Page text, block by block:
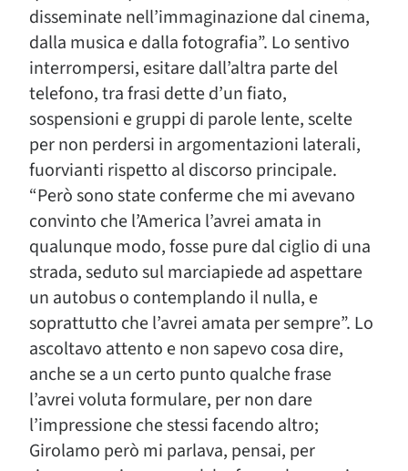
disseminate nell’immaginazione dal cinema,
dalla musica e dalla fotografia”. Lo sentivo
interrompersi, esitare dall’altra parte del
telefono, tra frasi dette d’un fiato,
sospensioni e gruppi di parole lente, scelte
per non perdersi in argomentazioni laterali,
fuorvianti rispetto al discorso principale.
“Però sono state conferme che mi avevano
convinto che l’America l’avrei amata in
qualunque modo, fosse pure dal ciglio di una
strada, seduto sul marciapiede ad aspettare
un autobus o contemplando il nulla, e
soprattutto che l’avrei amata per sempre”. Lo
ascoltavo attento e non sapevo cosa dire,
anche se a un certo punto qualche frase
l’avrei voluta formulare, per non dare
l’impressione che stessi facendo altro;
Girolamo però mi parlava, pensai, per